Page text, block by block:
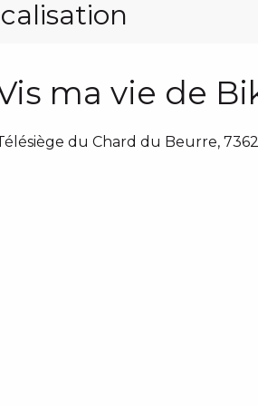
ma vie de
du Chard du Beurre,